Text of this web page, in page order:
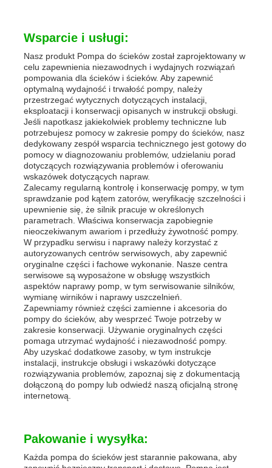
Wsparcie i usługi:
Nasz produkt Pompa do ścieków został zaprojektowany w
celu zapewnienia niezawodnych i wydajnych rozwiązań
pompowania dla ścieków i ścieków. Aby zapewnić
optymalną wydajność i trwałość pompy, należy
przestrzegać wytycznych dotyczących instalacji,
eksploatacji i konserwacji opisanych w instrukcji obsługi.
Jeśli napotkasz jakiekolwiek problemy techniczne lub
potrzebujesz pomocy w zakresie pompy do ścieków, nasz
dedykowany zespół wsparcia technicznego jest gotowy do
pomocy w diagnozowaniu problemów, udzielaniu porad
dotyczących rozwiązywania problemów i oferowaniu
wskazówek dotyczących napraw.
Zalecamy regularną kontrolę i konserwację pompy, w tym
sprawdzanie pod kątem zatorów, weryfikację szczelności i
upewnienie się, że silnik pracuje w określonych
parametrach. Właściwa konserwacja zapobiegnie
nieoczekiwanym awariom i przedłuży żywotność pompy.
W przypadku serwisu i naprawy należy korzystać z
autoryzowanych centrów serwisowych, aby zapewnić
oryginalne części i fachowe wykonanie. Nasze centra
serwisowe są wyposażone w obsługę wszystkich
aspektów naprawy pomp, w tym serwisowanie silników,
wymianę wirników i naprawy uszczelnień.
Zapewniamy również części zamienne i akcesoria do
pompy do ścieków, aby wesprzeć Twoje potrzeby w
zakresie konserwacji. Używanie oryginalnych części
pomaga utrzymać wydajność i niezawodność pompy.
Aby uzyskać dodatkowe zasoby, w tym instrukcje
instalacji, instrukcje obsługi i wskazówki dotyczące
rozwiązywania problemów, zapoznaj się z dokumentacją
dołączoną do pompy lub odwiedź naszą oficjalną stronę
internetową.
Pakowanie i wysyłka:
Każda pompa do ścieków jest starannie pakowana, aby